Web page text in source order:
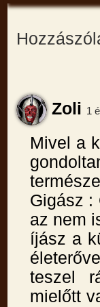
Zoli 1
Mivel a
Gigász :
az nem
íjász a
teszel
mielőtt